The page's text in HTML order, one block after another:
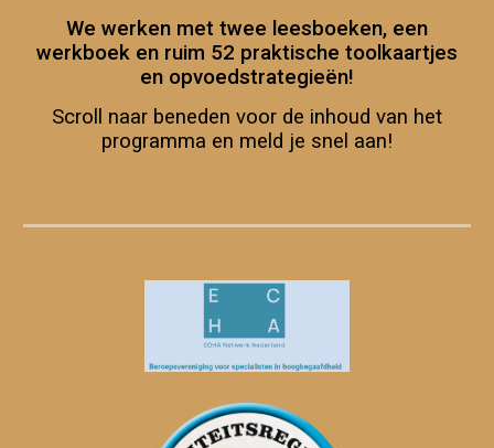
We werken met twee leesboeken, een
werkboek en ruim 52 praktische toolkaartjes
en opvoedstrategieën!
Scroll naar beneden voor de inhoud van het
programma en meld je snel aan!